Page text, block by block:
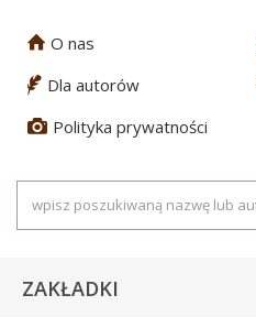
1 O nas
3 Dla autorów
5 Polityka prywatności
ZAKŁADKI